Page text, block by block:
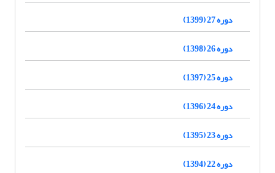
دوره 27 (1399)
دوره 26 (1398)
دوره 25 (1397)
دوره 24 (1396)
دوره 23 (1395)
دوره 22 (1394)